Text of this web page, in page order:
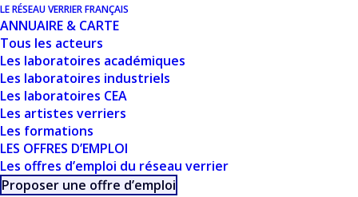
LE RÉSEAU VERRIER FRANÇAIS
ANNUAIRE & CARTE
Tous les acteurs
Les laboratoires académiques
Les laboratoires industriels
Les laboratoires CEA
Les artistes verriers
Les formations
LES OFFRES D’EMPLOI
Les offres d’emploi du réseau verrier
Proposer une offre d’emploi
CE DOCUMENT FAIT
PARTIE D'UN
ENSEMBLE DE